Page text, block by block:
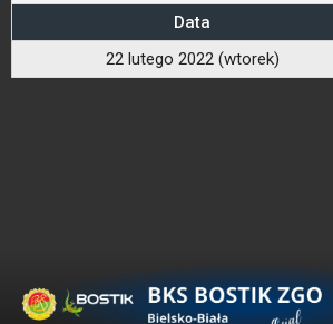
Data
22 lutego 2022 (wtorek)